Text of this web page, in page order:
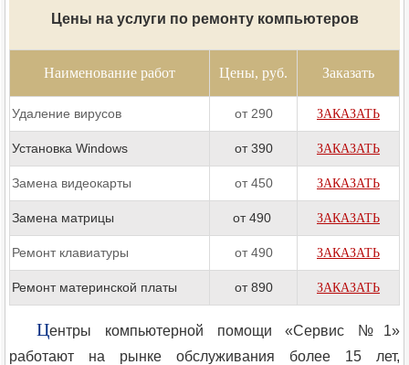
Цены на услуги по ремонту компьютеров
Наименование работ Цены, руб. Заказать
Удаление вирусов от 290 ЗАКАЗАТЬ
Установка Windows от 390 ЗАКАЗАТЬ
Замена видеокарты от 450 ЗАКАЗАТЬ
Замена матрицы от 490 ЗАКАЗАТЬ
Ремонт клавиатуры от 490 ЗАКАЗАТЬ
Ремонт материнской платы от 890 ЗАКАЗАТЬ
Центры компьютерной помощи «Сервис №1»
работают на рынке обслуживания более 15 лет,